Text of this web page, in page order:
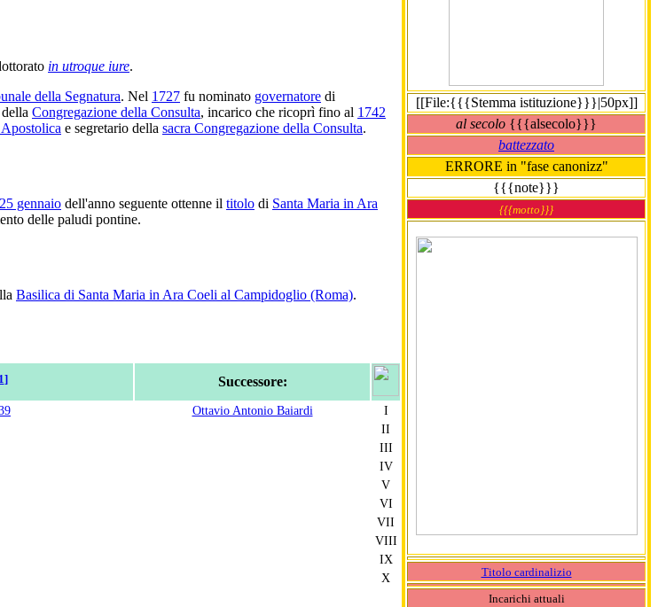
[[File:{{{Stemma istituzione}}}|50px]]
al secolo {{{alsecolo}}}
battezzato
ERRORE in "fase canonizz"
{{{note}}}
{{{motto}}}
Titolo cardinalizio
Incarichi attuali
in utroque iure.
della Segnatura. Nel 1727 fu nominato governatore di
Congregazione della Consulta, incarico che ricoprì fino al 1742
e segretario della sacra Congregazione della Consulta.
25 gennaio dell'anno seguente ottenne il titolo di Santa Maria in Ara
delle paludi pontine.
Basilica di Santa Maria in Ara Coeli al Campidoglio (Roma).
] Successore:
Ottavio Antonio Baiardi
I
II
III
IV
V
VI
VII
VIII
IX
X